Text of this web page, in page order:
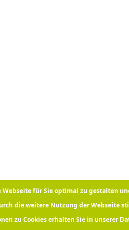
Webseite für Sie optimal zu gestalten
die weitere Nutzung der Webseite
zu Cookies erhalten Sie in unserer